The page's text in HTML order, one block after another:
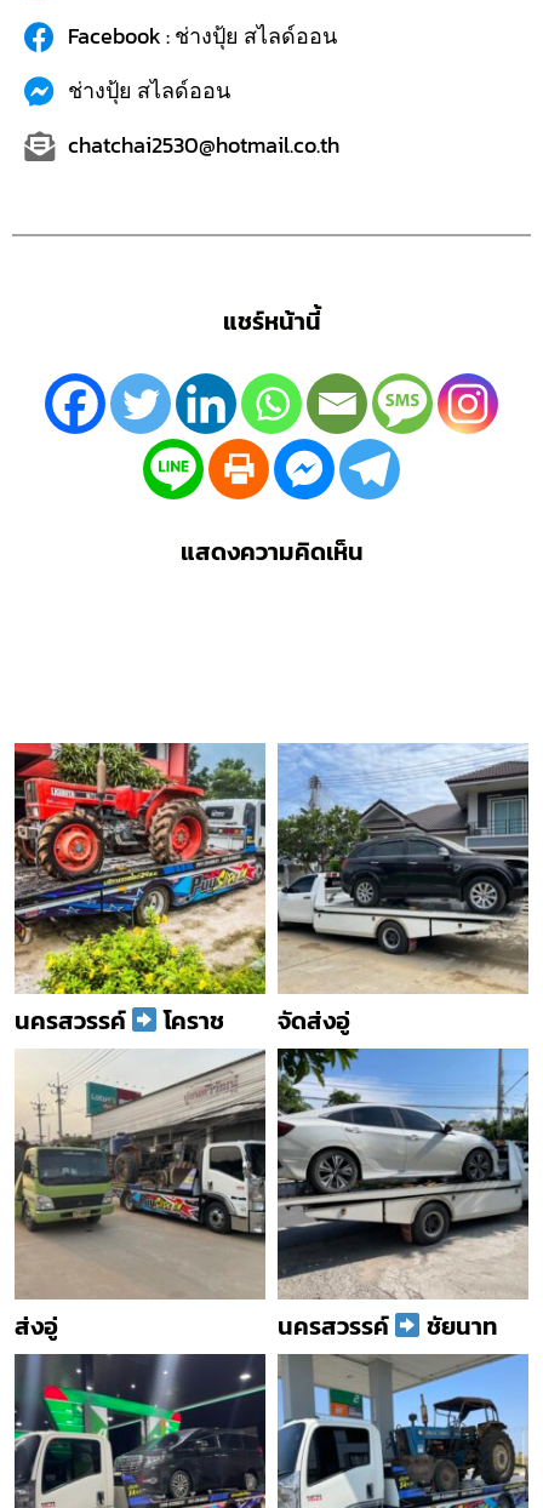
Facebook : ช่างปุ้ย สไลด์ออน
ช่างปุ้ย สไลด์ออน
chatchai2530@hotmail.co.th
แชร์หน้านี้
แสดงความคิดเห็น
นครสวรรค์ โคราช จัดส่งอู่
ส่งอู่ นครสวรรค์ ชัยนาท